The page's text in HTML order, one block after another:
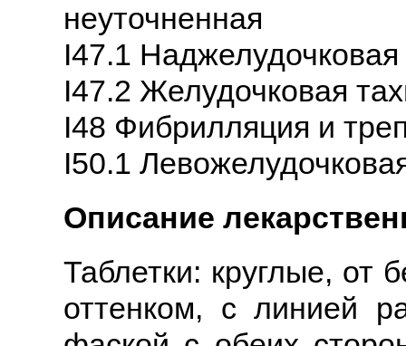
неуточненная
I47.1 Наджелудочковая
I47.2 Желудочковая
I48 Фибрилляция и
I50.1
Описание
Таблетки: круглые, от
оттенком, с линией